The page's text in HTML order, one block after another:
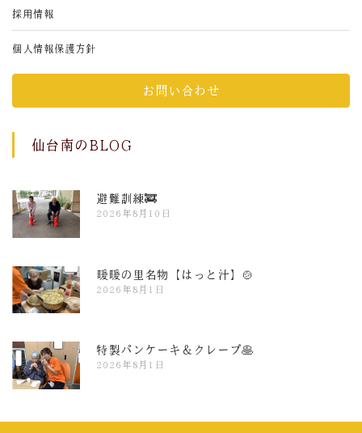
採用情報
個人情報保護方針
お問い合わせ
仙台南のBLOG
避難訓練🚒
2026年8月10日
暖暖の里名物【はっと汁】🍲
2026年8月1日
特製パンケーキ＆クレープ🥞
2026年8月1日